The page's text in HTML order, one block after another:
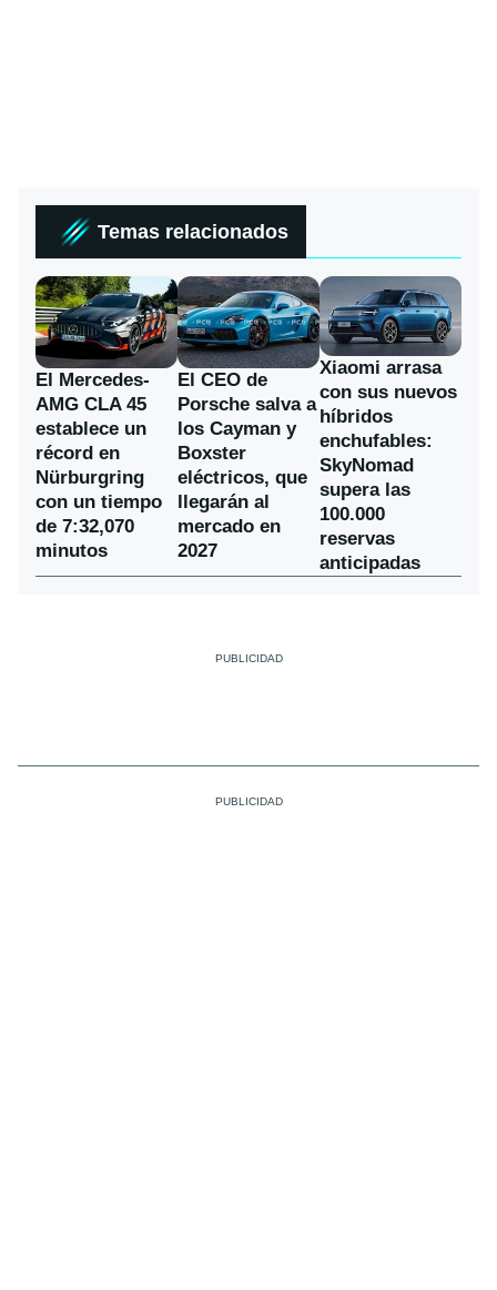
Temas relacionados
El Mercedes-
AMG CLA 45
establece un
récord en
Nürburgring
con un tiempo
de 7:32,070
minutos
El CEO de
Porsche salva a
los Cayman y
Boxster
eléctricos, que
llegarán al
mercado en
2027
Xiaomi arrasa
con sus nuevos
híbridos
enchufables:
SkyNomad
supera las
100.000
reservas
anticipadas